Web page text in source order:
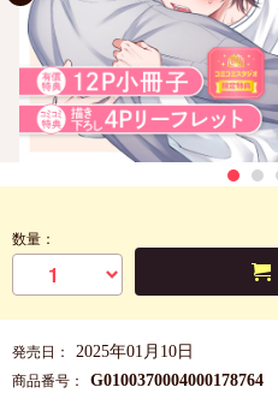
数量：
発売日： 2025年01月10日
商品番号： G0100370004000178764